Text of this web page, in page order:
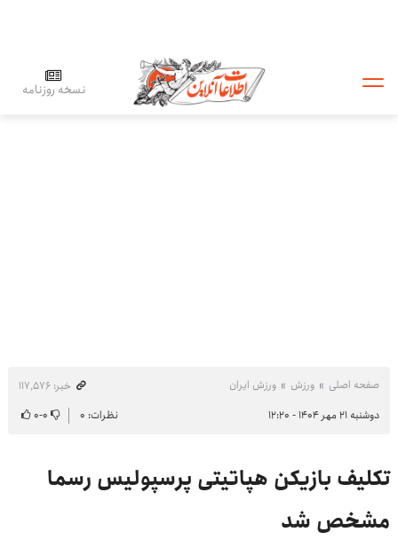
نسخه روزنامه
صفحه اصلی ورزش ورزش ایران
خبر: ۱۱۷٬۵۷۶
دوشنبه ۲۱ مهر ۱۴۰۴ - ۱۲:۲۰
نظرات: ۰ ۰-۰
تکلیف بازیکن هپاتیتی پرسپولیس رسما
مشخص شد